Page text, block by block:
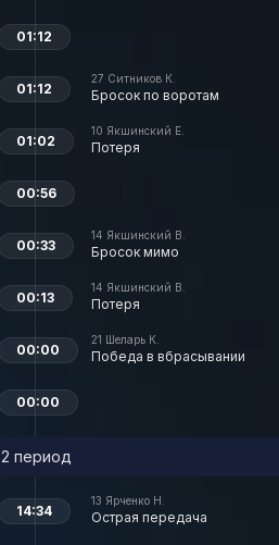
01:12
27 Ситников К.
Бросок по воротам
01:12
10 Якшинский Е.
Потеря
01:02
00:56
14 Якшинский В.
Бросок мимо
00:33
14 Якшинский В.
Потеря
00:13
21 Шеларь К.
Победа в вбрасывании
00:00
00:00
2 период
13 Ярченко Н.
Острая передача
14:34